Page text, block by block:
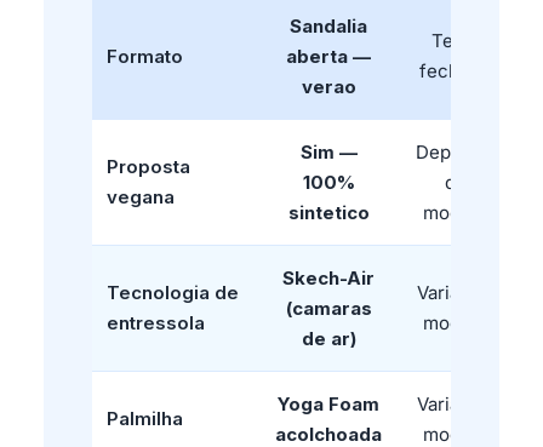
Formato
Sandalia
aberta —
verao
Tenis
fechado
Proposta
vegana
Sim —
100%
sintetico
Depende
do
modelo
Tecnologia de
entressola
Skech-Air
(camaras
de ar)
Varia por
modelo
Palmilha
Yoga Foam
acolchoada
Varia por
modelo